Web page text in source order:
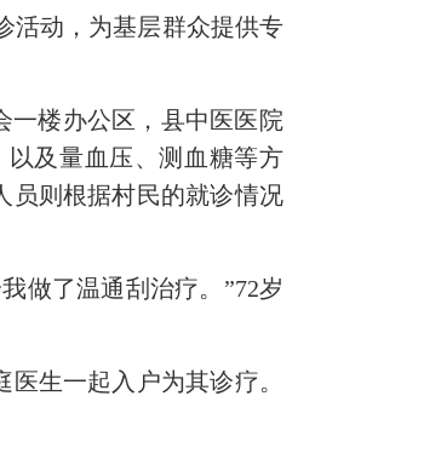
动，为基层群众提供专
楼办公区，县中医医院
及量血压、测血糖等方
员则根据村民的就诊情况
做了温通刮治疗。”72岁
生一起入户为其诊疗。